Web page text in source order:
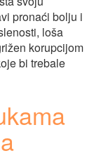
pronaći bolju i
loša
korupcijom
bi trebale